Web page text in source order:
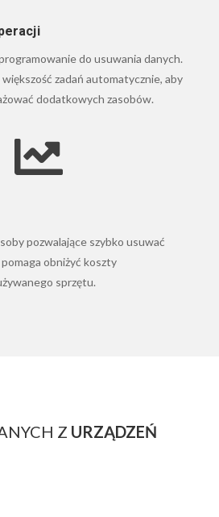
do usuwania danych.
zadań automatycznie, aby
dodatkowych zasobów.

pozwalające szybko usuwać
obniżyć koszty
sprzętu.
Z URZĄDZEŃ